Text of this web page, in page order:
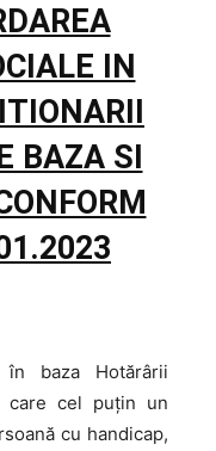
IN
BAZA SI
baza Hotărârii
care cel puţin un
cu handicap,